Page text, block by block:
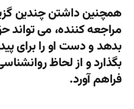
همچنین داشتن چندین
مراجعه کننده، می تواند
بدهد و دست او را برای
بگذارد و از لحاظ
فراهم آورد.